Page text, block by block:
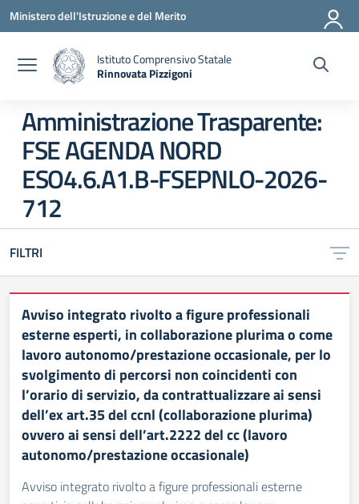
Vai ai contenuti
Vai al menu di navigazione
Vai al footer
Ministero dell'Istruzione e del Merito
Istituto Comprensivo Statale
Rinnovata Pizzigoni
Amministrazione Trasparente:
FSE AGENDA NORD
ESO4.6.A1.B-FSEPNLO-2026-
712
FILTRI
Avviso integrato rivolto a figure professionali
esterne esperti, in collaborazione plurima o come
lavoro autonomo/prestazione occasionale, per lo
svolgimento di percorsi non coincidenti con
l’orario di servizio, da contrattualizzare ai sensi
dell’ex art.35 del ccnl (collaborazione plurima)
ovvero ai sensi dell’art.2222 del cc (lavoro
autonomo/prestazione occasionale)
Avviso integrato rivolto a figure professionali esterne